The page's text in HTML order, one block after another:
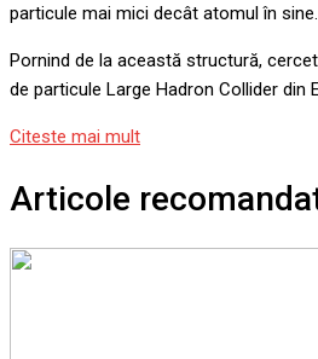
particule mai mici decât atomul în sine.
Pornind de la această structură,
de particule Large Hadron Collider din
Citeste mai mult
Articole